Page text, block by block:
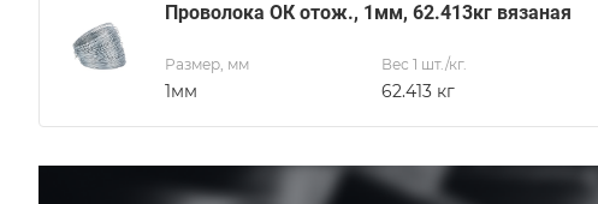
Проволока ОК отож., 1мм, 62.413кг вязаная
Размер, мм
1мм
Вес 1 шт./кг.
62.413 кг